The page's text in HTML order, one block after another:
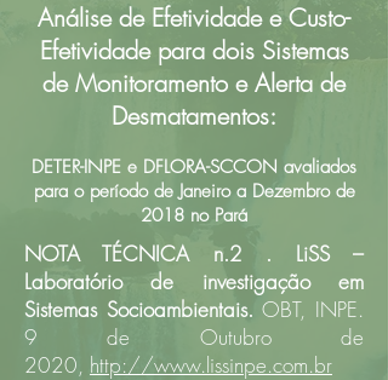
Análise de Efetividade e Custo-
Efetividade para dois Sistemas
de Monitoramento e Alerta de
Desmatamentos:
DETER-INPE e DFLORA-SCCON avaliados
para o período de Janeiro a Dezembro de
2018 no Pará
NOTA TÉCNICA n.2 . LiSS –
Laboratório de investigação em
Sistemas Socioambientais.OBT, INPE.
9 de Outubro de
2020, http://www.lissinpe.com.br